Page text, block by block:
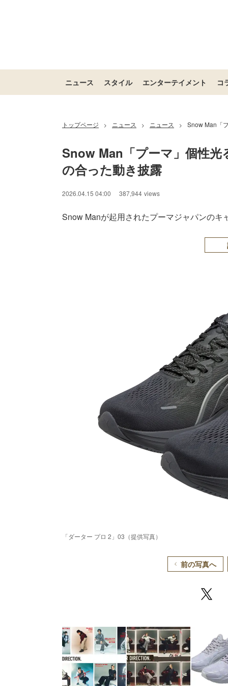
ニュース スタイル エンターテイメント コ
トップページ > ニュース > ニュース > Snow Man「
Snow Man「プーマ」個性
の合った動き披露
2026.04.15 04:00 387,944 views
Snow Manが起用されたプーマジャパンの
「ダーター プロ 2」03（提供写真）
前の写真へ